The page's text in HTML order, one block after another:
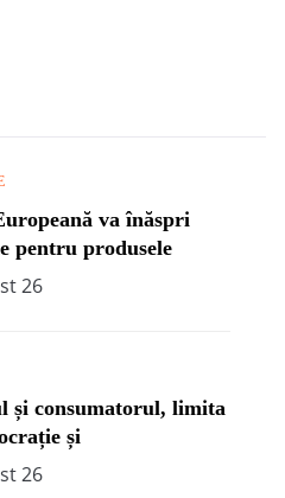
va înăspri
pentru produsele
26
și consumatorul, limita
și
26